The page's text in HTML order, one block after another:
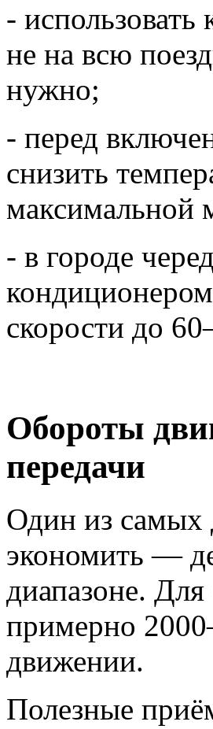
-
не на всю
нужно;
- перед
снизить
максимальной
- в городе
скорости до
Обороты
передачи
Один из самых
экономить —
диапазоне.
примерно
движении.
Полезные